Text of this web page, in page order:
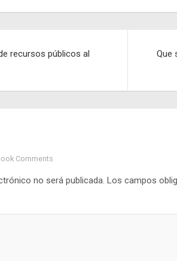
recursos públicos al
Que
Comments
no será publicada. Los campos